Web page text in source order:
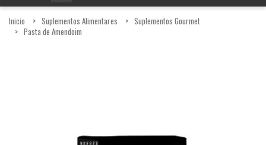
Inicio Suplementos Alimentares
Suplementos Gourmet
Pasta de Amendoim